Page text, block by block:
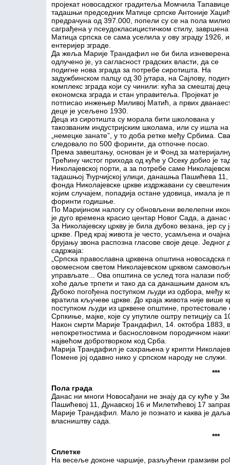
пројекат новосадског градитеља Момчила
тадашњи председник Матице српске Антоније
предрачуна од 397.000, попели су се на пола
саграђена у псеудокласицистичком стилу,
Матица српска се сама уселила у ову зграду 1926,
ентеријер зграде.
Да жеља Марије Трандафил не би била
одлучено је, уз сагласност градских власти, да се
подигне нова зграда за потребе сиротишта. На
задужбинском палцу од 30 јутара, на Сајлову,
комплекс зграда који су чинили: кућа за смештај
економска зграда и стан управитеља. Пројекат је
потписао инжењер Миливој Матић, а првих
деце је усељено 1930.
Деца из сиротишта су морала бити школована у
такозваним индустријским школама, или су ишла на
„немецке занате”, у то доба ретке међу Србима.
следовало по 500 форинти, да отпочне посао.
Према завештању, основан је и Фонд за
Трећину чистог прихода од куће у Осеку добио је
Николајевској порти, а за потребе саме
тадашњој Ћурчијској улици, данашња Пашићева
фонда Николајевске цркве издржавани су
којим случајем, попадија остане удовица, имала
форинти годишње.
По Маријином налогу су обновљени велелепни
је дуго времена красио центар Новог Сада, а
За Николајевску цркву је била дубоко везана, јер
цркве. Пред крај живота је често, усамљена и
брујању звона распозна гласове своје деце.
садржаја:
„Српска православна црквена општина
овомесном светом Николајевском црквом
управљате... Ова општина се услед тога налази
хоће даље трпети и тако да са данашњим даном
Дубоко погођена поступком људи из одбора, међу
вратила кључеве цркве. До краја живота није више
поступком људи из црквене општине,
Српкиње, мајке, које су упутиле оштру петицију са
Након смрти Марије Трандафил, 14. октобра 1883,
непокретностима и баснословном породичном
највећом добротворком код Срба.
Марија Трандафил је сахрањена у крипти
Помене јој одавно нико у српском народу не служи.
***
Пола града
Данас ни многи Новосађани не знају да су куће у
Пашићевој 11, Дунавској 16 и Милетићевој 17
Марије Трандафил. Мало је познато и каква је
власништву сада.
***
Сплетке
На весеље доконе чаршије, разљућени грамзиви